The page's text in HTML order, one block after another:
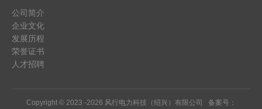
公司简介
企业文化
发展历程
荣誉证书
人才招聘
Copyright © 2023 -2026 风行电力科技（绍兴）有限公司 备案号：